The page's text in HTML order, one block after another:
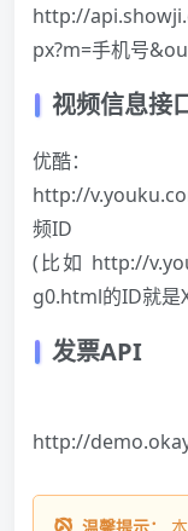
http://
px?m=手机号
视频信息接
优酷：
http://
频ID
(比如 http://
g0.html的ID就是
发票API
http://